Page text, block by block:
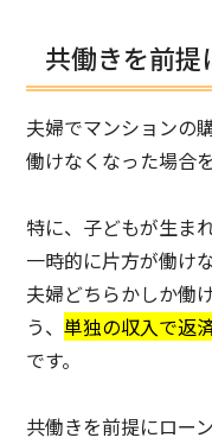
共働きを前提
夫婦でマンションの
働けなくなった場合
特に、子どもが生ま
一時的に片方が働け
夫婦どちらかしか働
う、単独の収入で返
です。
共働きを前提にロー